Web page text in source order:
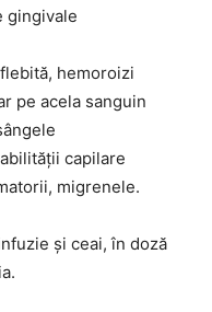
gingivale
hemoroizi
pe acela sanguin
capilare
migrenele.
și ceai, în doză